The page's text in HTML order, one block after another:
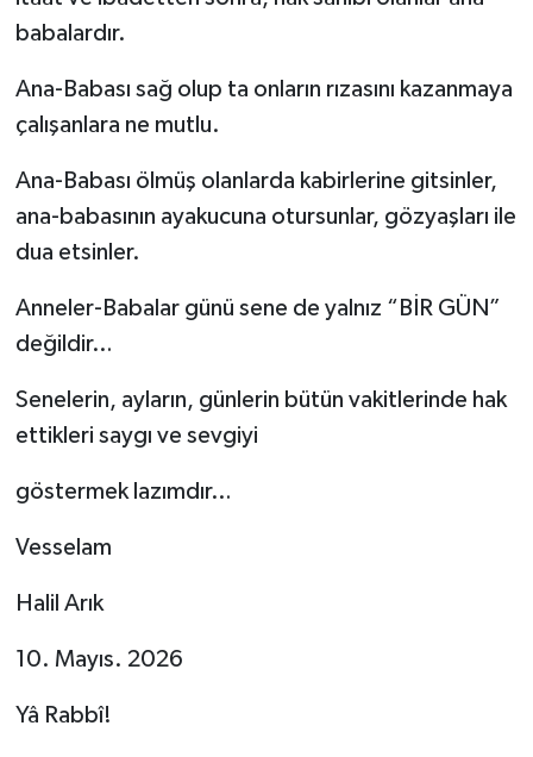
babalardır.
Ana-Babası sağ olup ta onların rızasını kazanmaya
çalışanlara ne mutlu.
Ana-Babası ölmüş olanlarda kabirlerine gitsinler,
ana-babasının ayakucuna otursunlar, gözyaşları ile
dua etsinler.
Anneler-Babalar günü sene de yalnız “BİR GÜN”
değildir…
Senelerin, ayların, günlerin bütün vakitlerinde hak
ettikleri saygı ve sevgiyi
göstermek lazımdır…
Vesselam
Halil Arık
10. Mayıs. 2026
Yâ Rabbî!